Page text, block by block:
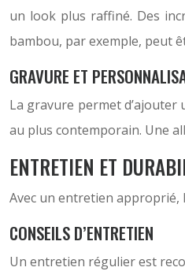
un look plus raffiné. Des
bambou, par exemple, peut
GRAVURE ET
La gravure permet d’ajouter
au plus contemporain. Une
ENTRETIEN ET
Avec un entretien approprié,
CONSEILS D’ENTRETIEN
Un entretien régulier est